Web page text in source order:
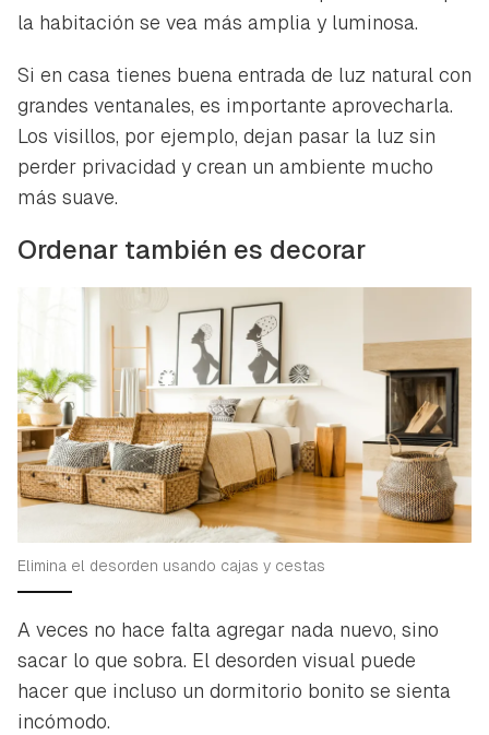
iniciar sesión con tu cuenta de Hogarmanía.
la habitación se vea más amplia y luminosa.
Si en casa tienes buena entrada de luz natural con
grandes ventanales, es importante aprovecharla.
Los visillos, por ejemplo, dejan pasar la luz sin
perder privacidad y crean un ambiente mucho
más suave.
Ordenar también es decorar
Elimina el desorden usando cajas y cestas
A veces no hace falta agregar nada nuevo, sino
sacar lo que sobra. El desorden visual puede
hacer que incluso un dormitorio bonito se sienta
incómodo.